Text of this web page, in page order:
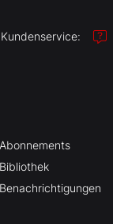
Abonnements
Bibliothek
Benachrichtigungen